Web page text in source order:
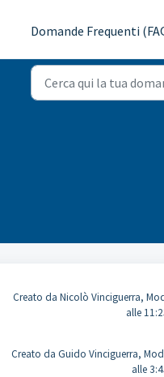
Domande Frequenti
Creato da Nicolò Vinciguerra,
alle
Creato da Guido Vinciguerra,
alle